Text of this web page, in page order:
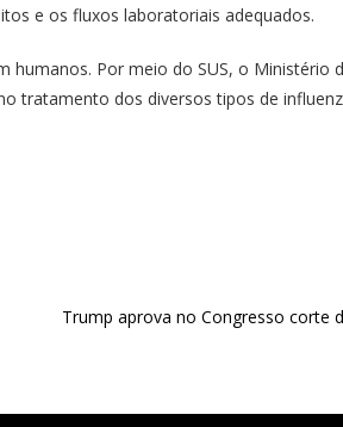
e os fluxos laboratoriais adequados.
Por meio do SUS, o Ministério
tratamento dos diversos tipos de
Trump aprova no Congresso corte